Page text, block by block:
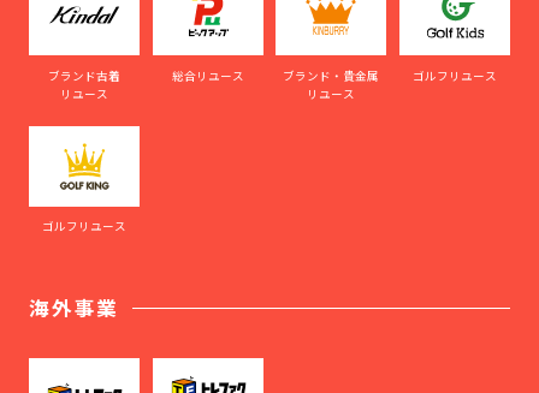
ブランド古着
リユース
総合リユース
ブランド・貴金属
リユース
ゴルフリユース
ゴルフリユース
海外事業